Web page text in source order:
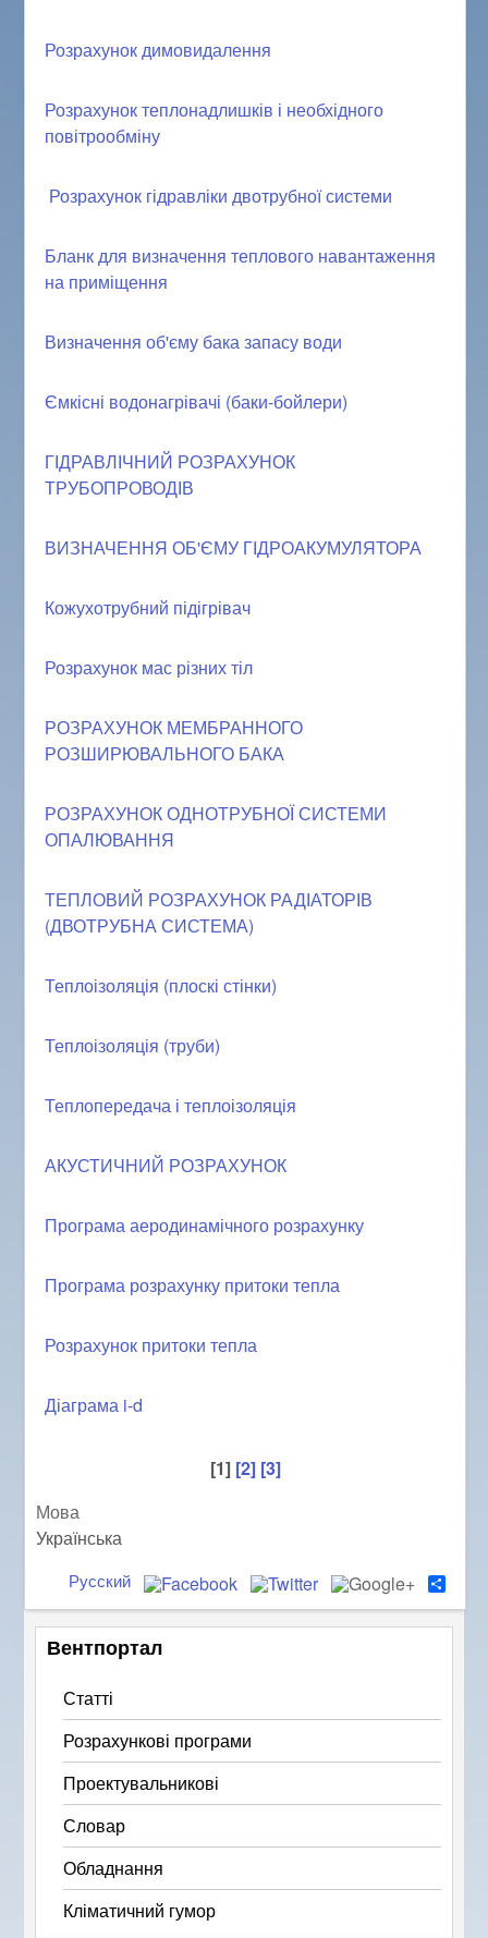
Розрахунок димовидалення
Розрахунок теплонадлишків і необхідного
повітрообміну
Розрахунок гідравліки двотрубної системи
Бланк для визначення теплового навантаження
на приміщення
Визначення об'єму бака запасу води
Ємкісні водонагрівачі (баки-бойлери)
ГІДРАВЛІЧНИЙ РОЗРАХУНОК
ТРУБОПРОВОДІВ
ВИЗНАЧЕННЯ ОБ'ЄМУ ГІДРОАКУМУЛЯТОРА
Кожухотрубний підігрівач
Розрахунок мас різних тіл
РОЗРАХУНОК МЕМБРАННОГО
РОЗШИРЮВАЛЬНОГО БАКА
РОЗРАХУНОК ОДНОТРУБНОЇ СИСТЕМИ
ОПАЛЮВАННЯ
ТЕПЛОВИЙ РОЗРАХУНОК РАДІАТОРІВ
(ДВОТРУБНА СИСТЕМА)
Теплоізоляція (плоскі стінки)
Теплоізоляція (труби)
Теплопередача і теплоізоляція
АКУСТИЧНИЙ РОЗРАХУНОК
Програма аеродинамічного розрахунку
Програма розрахунку притоки тепла
Розрахунок притоки тепла
Діаграма i-d
[1] [2] [3]
Мова
Українська
S
h
a
r
Русский
Вентпортал
Статті
Розрахункові програми
Проектувальникові
Словар
Обладнання
Кліматичний гумор